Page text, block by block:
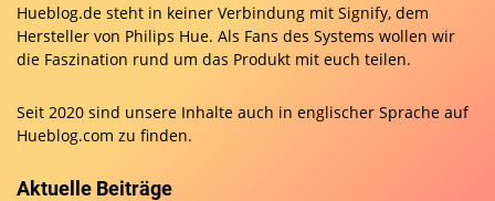
Hueblog.de steht in keiner Verbindung mit Signify, dem
Hersteller von Philips Hue. Als Fans des Systems wollen wir
die Faszination rund um das Produkt mit euch teilen.
Seit 2020 sind unsere Inhalte auch in englischer Sprache auf
Hueblog.com zu finden.
Aktuelle Beiträge